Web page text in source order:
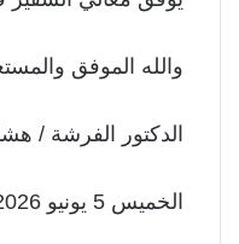
والله الموفق
الدكتور الفرشة /
الخميس 5 يونيو 2026م